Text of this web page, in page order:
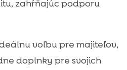
zahŕňajúc podporu
voľbu pre majiteľov,
doplnky pre svojich